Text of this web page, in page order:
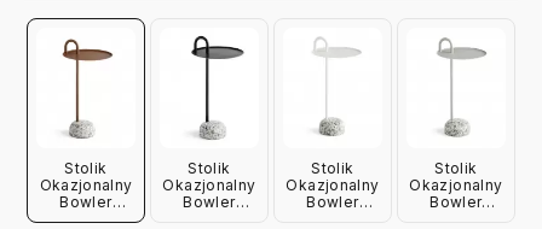
Stolik
Okazjonalny
Bowler
Brązowy Hay
Stolik
Okazjonalny
Bowler
Stolik
Okazjonalny
Bowler
Stolik
Okazjonalny
Bowler